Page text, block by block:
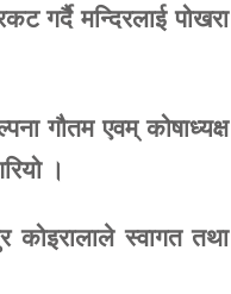
गर्दै मन्दिरलाई पोखरा
गौतम एवम् कोषाध्यक्ष
।
कोइरालाले स्वागत तथा